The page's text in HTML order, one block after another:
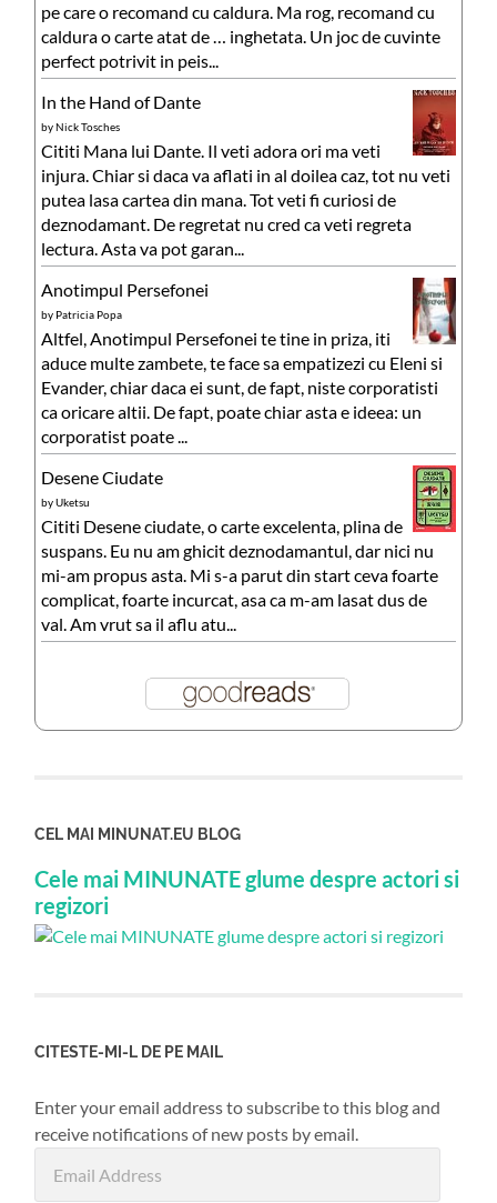
pe care o recomand cu caldura. Ma rog, recomand cu
caldura o carte atat de … inghetata. Un joc de cuvinte
perfect potrivit in peis...
In the Hand of Dante
byNick Tosches
Cititi Mana lui Dante. Il veti adora ori ma veti
injura. Chiar si daca va aflati in al doilea caz, tot nu veti
putea lasa cartea din mana. Tot veti fi curiosi de
deznodamant. De regretat nu cred ca veti regreta
lectura. Asta va pot garan...
Anotimpul Persefonei
by Patricia Popa
Altfel, Anotimpul Persefonei te tine in priza, iti
aduce multe zambete, te face sa empatizezi cu Eleni si
Evander, chiar daca ei sunt, de fapt, niste corporatisti
ca oricare altii. De fapt, poate chiar asta e ideea: un
corporatist poate ...
Desene Ciudate
byUketsu
Cititi Desene ciudate, o carte excelenta, plina de
suspans. Eu nu am ghicit deznodamantul, dar nici nu
mi-am propus asta. Mi s-a parut din start ceva foarte
complicat, foarte incurcat, asa ca m-am lasat dus de
val. Am vrut sa il aflu atu...
CEL MAI MINUNAT.EU BLOG
Cele mai MINUNATE glume despre actori si
regizori
CITESTE-MI-L DE PE MAIL
Enter your email address to subscribe to this blog and
receive notifications of new posts by email.
Address